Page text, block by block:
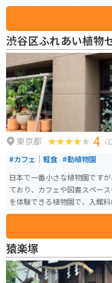
深く理解することができます
神具や祭祀の道具が紹介され
に、企画展も年に5,6回開催さ
す。静かで落ち着いた環境の
とができるスポットです。
渋谷区ふれあい植物
東京都 4
#カフェ｜軽食 #動植物園
日本で一番小さな植物園です
ており、カフェや図書スペー
を体験できる植物園で、入館
在を感じることのできるイベ
猿楽塚